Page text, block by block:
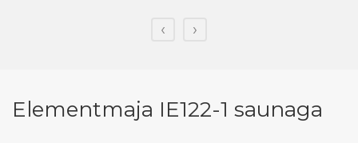
‹ ›
Elementmaja IE122-1 saunaga